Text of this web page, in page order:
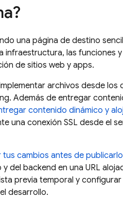
una página de destino
infraestructura, las funciones
de sitios web y apps.
archivos desde
. Además de entregar
contenido dinámico y
una conexión SSL desde el
cambios antes de
del backend en una URL
previa temporal y configurar
desarrollo.